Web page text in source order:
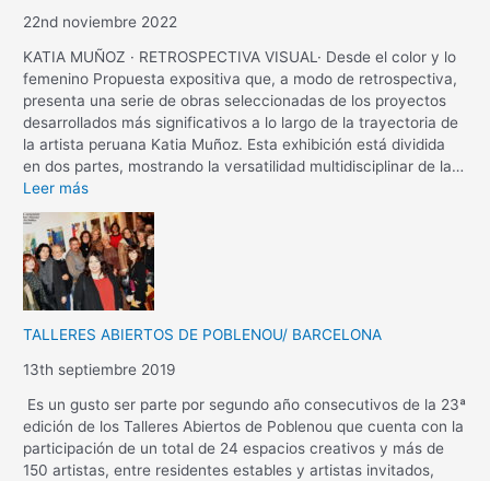
22nd noviembre 2022
KATIA MUÑOZ · RETROSPECTIVA VISUAL· Desde el color y lo
femenino Propuesta expositiva que, a modo de retrospectiva,
presenta una serie de obras seleccionadas de los proyectos
desarrollados más significativos a lo largo de la trayectoria de
la artista peruana Katia Muñoz. Esta exhibición está dividida
en dos partes, mostrando la versatilidad multidisciplinar de la…
Leer más
TALLERES ABIERTOS DE POBLENOU/ BARCELONA
13th septiembre 2019
Es un gusto ser parte por segundo año consecutivos de la 23ª
edición de los Talleres Abiertos de Poblenou que cuenta con la
participación de un total de 24 espacios creativos y más de
150 artistas, entre residentes estables y artistas invitados,